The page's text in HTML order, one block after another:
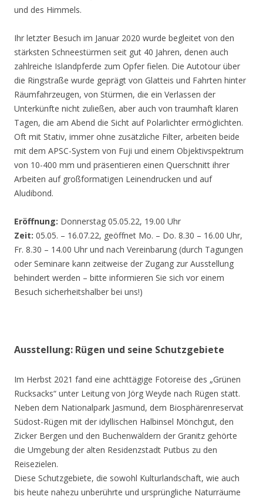
und des Himmels.
Ihr letzter Besuch im Januar 2020 wurde begleitet von den
stärksten Schneestürmen seit gut 40 Jahren, denen auch
zahlreiche Islandpferde zum Opfer fielen. Die Autotour über
die Ringstraße wurde geprägt von Glatteis und Fahrten hinter
Räumfahrzeugen, von Stürmen, die ein Verlassen der
Unterkünfte nicht zuließen, aber auch von traumhaft klaren
Tagen, die am Abend die Sicht auf Polarlichter ermöglichten.
Oft mit Stativ, immer ohne zusätzliche Filter, arbeiten beide
mit dem APSC-System von Fuji und einem Objektivspektrum
von 10-400 mm und präsentieren einen Querschnitt ihrer
Arbeiten auf großformatigen Leinendrucken und auf
Aludibond.
Eröffnung: Donnerstag 05.05.22, 19.00 Uhr
Zeit: 05.05. – 16.07.22, geöffnet Mo. – Do. 8.30 – 16.00 Uhr,
Fr. 8.30 – 14.00 Uhr und nach Vereinbarung (durch Tagungen
oder Seminare kann zeitweise der Zugang zur Ausstellung
behindert werden – bitte informieren Sie sich vor einem
Besuch sicherheitshalber bei uns!)
Ausstellung: Rügen und seine Schutzgebiete
Im Herbst 2021 fand eine achttägige Fotoreise des „Grünen
Rucksacks“ unter Leitung von Jörg Weyde nach Rügen statt.
Neben dem Nationalpark Jasmund, dem Biosphärenreservat
Südost-Rügen mit der idyllischen Halbinsel Mönchgut, den
Zicker Bergen und den Buchenwäldern der Granitz gehörte
die Umgebung der alten Residenzstadt Putbus zu den
Reisezielen.
Diese Schutzgebiete, die sowohl Kulturlandschaft, wie auch
bis heute nahezu unberührte und ursprüngliche Naturräume